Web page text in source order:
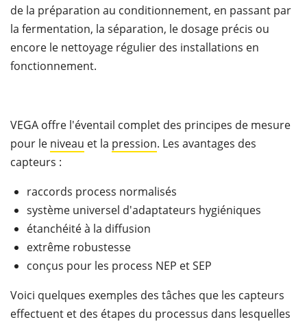
de la préparation au conditionnement, en passant par
la fermentation, la séparation, le dosage précis ou
encore le nettoyage régulier des installations en
fonctionnement.
VEGA offre l'éventail complet des principes de mesure
pour le niveau et la pression. Les avantages des
capteurs :
raccords process normalisés
système universel d'adaptateurs hygiéniques
étanchéité à la diffusion
extrême robustesse
conçus pour les process NEP et SEP
Voici quelques exemples des tâches que les capteurs
effectuent et des étapes du processus dans lesquelles